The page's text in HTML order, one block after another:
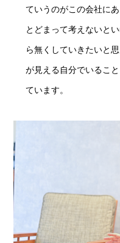
ていうのがこの会社に
とどまって考えないと
ら無くしていきたいと
が見える自分でいるこ
ています。